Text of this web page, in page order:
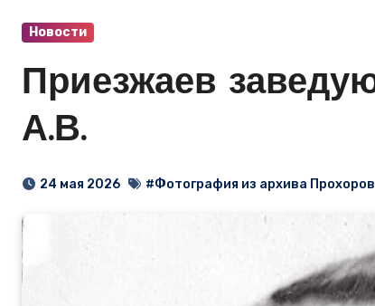
Новости
Приезжаев
А.В.
24 мая 2026 #Фотография из архива